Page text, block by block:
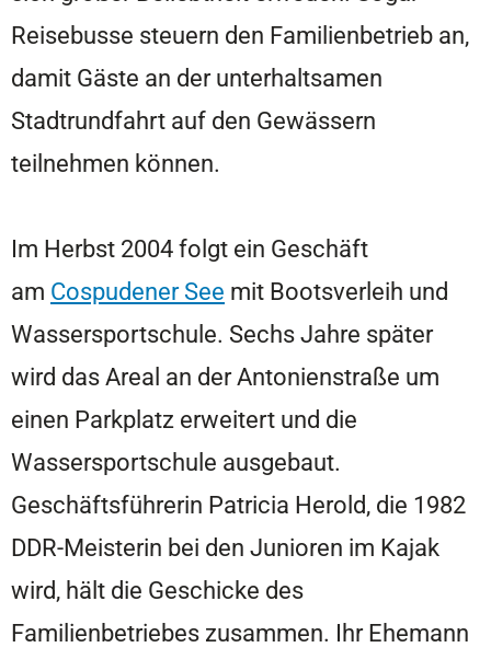
Reisebusse steuern den Familienbetrieb an,
damit Gäste an der unterhaltsamen
Stadtrundfahrt auf den Gewässern
teilnehmen können.
Im Herbst 2004 folgt ein Geschäft
am Cospudener See mit Bootsverleih und
Wassersportschule. Sechs Jahre später
wird das Areal an der Antonienstraße um
einen Parkplatz erweitert und die
Wassersportschule ausgebaut.
Geschäftsführerin Patricia Herold, die 1982
DDR-Meisterin bei den Junioren im Kajak
wird, hält die Geschicke des
Familienbetriebes zusammen. Ihr Ehemann